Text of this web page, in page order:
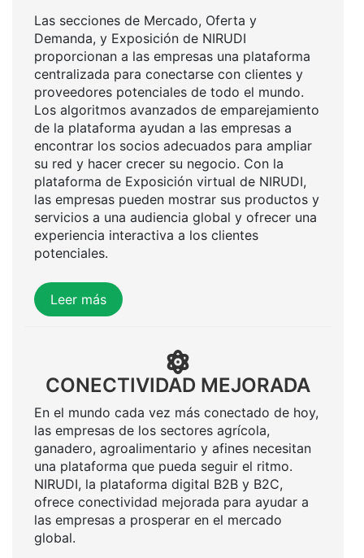
Las secciones de Mercado, Oferta y
Demanda, y Exposición de NIRUDI
proporcionan a las empresas una plataforma
centralizada para conectarse con clientes y
proveedores potenciales de todo el mundo.
Los algoritmos avanzados de emparejamiento
de la plataforma ayudan a las empresas a
encontrar los socios adecuados para ampliar
su red y hacer crecer su negocio. Con la
plataforma de Exposición virtual de NIRUDI,
las empresas pueden mostrar sus productos y
servicios a una audiencia global y ofrecer una
experiencia interactiva a los clientes
potenciales.
Leer más
CONECTIVIDAD MEJORADA
En el mundo cada vez más conectado de hoy,
las empresas de los sectores agrícola,
ganadero, agroalimentario y afines necesitan
una plataforma que pueda seguir el ritmo.
NIRUDI, la plataforma digital B2B y B2C,
ofrece conectividad mejorada para ayudar a
las empresas a prosperar en el mercado
global.